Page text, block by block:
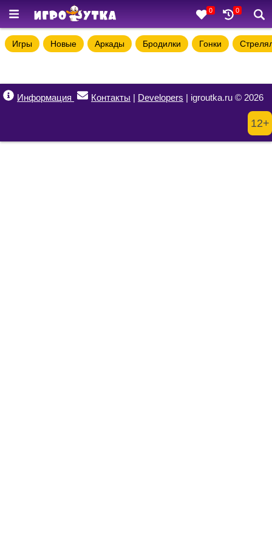
0 0
Игры Новые Аркады Бродилки Гонки
Информация Контакты | Developers | igroutka.ru © 2026
12+